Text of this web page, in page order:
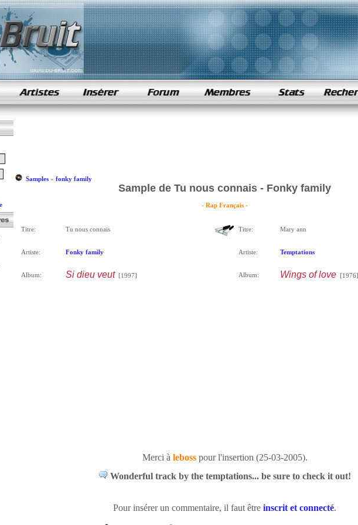
samples de rap
Samples» fonky family
Sample de Tu nous connais - Fonky family
- Rap Français -
Titre: Tu nous connais
Artiste: Fonky family
Album: Si dieu veut[1997]
Titre: Mary ann
Artiste: Temptations
Album: Wings of love[1976]
Merci à lebosspour l'insertion (25-03-2005).
Wonderful track by the temptations... be sure to check it out!
Pour insérer un commentaire, il faut être inscrit et connecté.